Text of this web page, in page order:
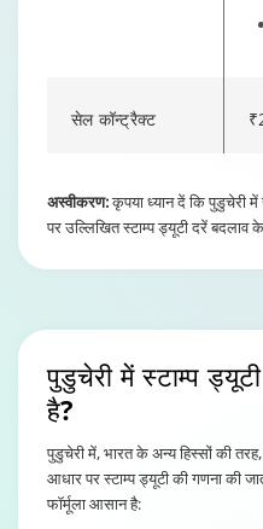
सेल कॉन्ट्रैक्ट
एसेट के बिना लोन
आगे
वसीयत का कैंसलेशन
Changing language may
Enable captions/
Enable captions/
Enable captions/
अस्वीकरण:कृपया ध्यान दें कि पुडुचेरी
पर उल्लिखित स्टाम्प ड्यूटी दरें बदलाव
पुडुचेरी में स्टाम्प
है?
पुडुचेरी में, भारत के अन्य हिस्सों की
आधार पर स्टाम्प ड्यूटी की गणना की
फॉर्मूला आसान है: